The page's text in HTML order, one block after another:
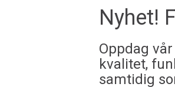
Nyhet!
Oppdag
kvalitet,
samtidig